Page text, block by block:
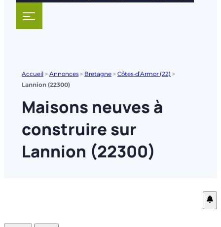
Accueil > Annonces > Bretagne > Côtes-d’Armor (22) >
Lannion (22300)
Maisons neuves à
construire sur
Lannion (22300)